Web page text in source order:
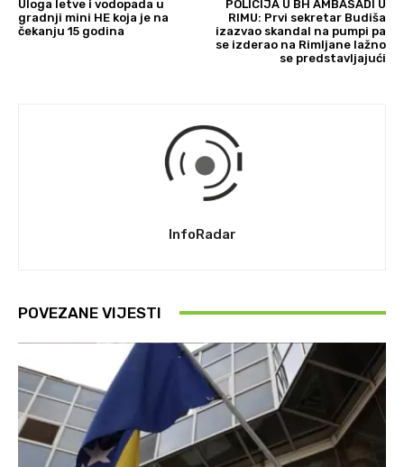
Uloga letve i vodopada u
gradnji mini HE koja je na
čekanju 15 godina
POLICIJA U BH AMBASADI U
RIMU: Prvi sekretar Budiša
izazvao skandal na pumpi pa
se izderao na Rimljane lažno
se predstavljajući
InfoRadar
POVEZANE VIJESTI